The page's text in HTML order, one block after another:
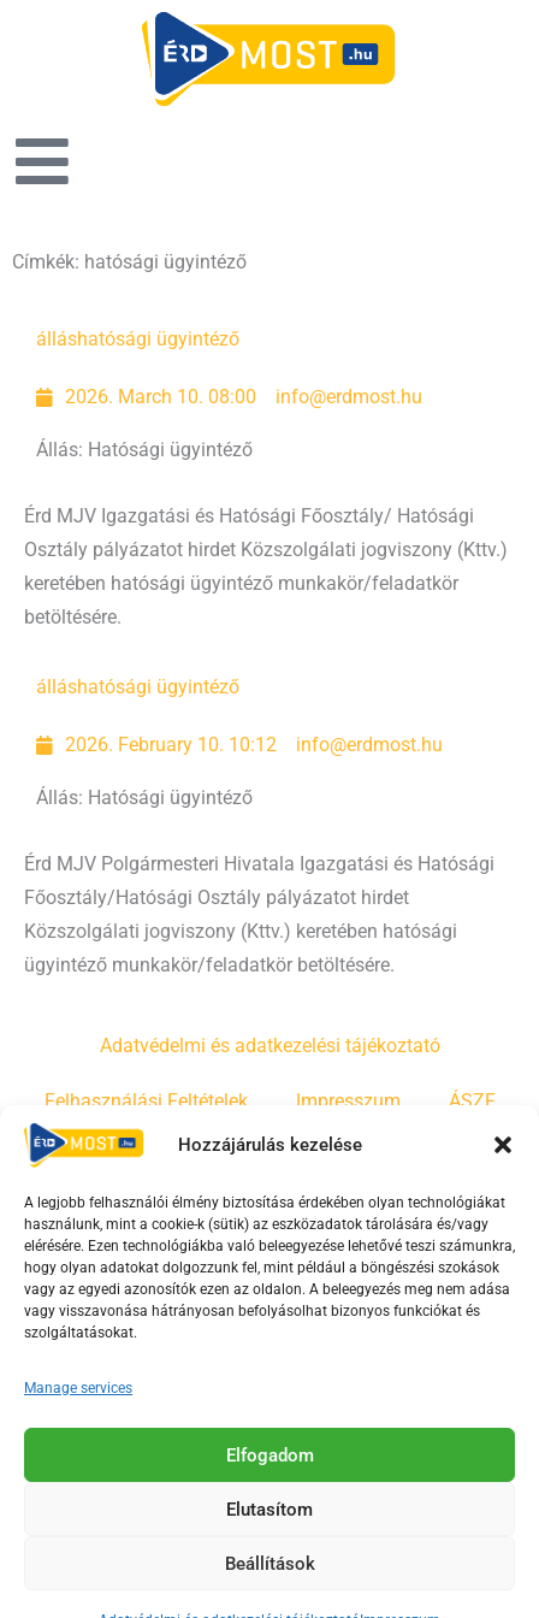
Hozzájárulás kezelése
A legjobb felhasználói élmény biztosítása érdekében olyan technológiákat
használunk, mint a cookie-k (sütik) az eszközadatok tárolására és/vagy
elérésére. Ezen technológiákba való beleegyezése lehetővé teszi számunkra,
hogy olyan adatokat dolgozzunk fel, mint például a böngészési szokások
vagy az egyedi azonosítók ezen az oldalon. A beleegyezés meg nem adása
vagy visszavonása hátrányosan befolyásolhat bizonyos funkciókat és
szolgáltatásokat.
Manage services
Elfogadom
Elutasítom
Beállítások
Címkék: hatósági ügyintéző
álláshatósági ügyintéző
2026. March 10. 08:00 info@erdmost.hu
Állás: Hatósági ügyintéző
Érd MJV Igazgatási és Hatósági Főosztály/ Hatósági
Osztály pályázatot hirdet Közszolgálati jogviszony (Kttv.)
keretében hatósági ügyintéző munkakör/feladatkör
betöltésére.
álláshatósági ügyintéző
2026. February 10. 10:12 info@erdmost.hu
Állás: Hatósági ügyintéző
Érd MJV Polgármesteri Hivatala Igazgatási és Hatósági
Főosztály/Hatósági Osztály pályázatot hirdet
Közszolgálati jogviszony (Kttv.) keretében hatósági
ügyintéző munkakör/feladatkör betöltésére.
Adatvédelmi és adatkezelési tájékoztató
Felhasználási Feltételek Impresszum ÁSZF
Irányelvek Moderálási szabályzat
F
a
c
e
o
o
-
Y
o
u
t
b
e
s
r
T
i
k
Az Érd Média médiaszolgáltatási tevékenységét a
Médiatanács a Magyar Média Mecenatúra program
2018-2026. © Minden jog fenntartva, Érd Megyei Jogú Város